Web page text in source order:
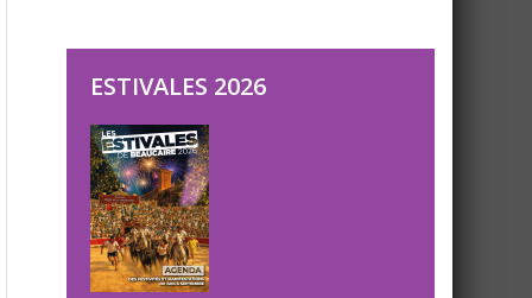
ESTIVALES 2026